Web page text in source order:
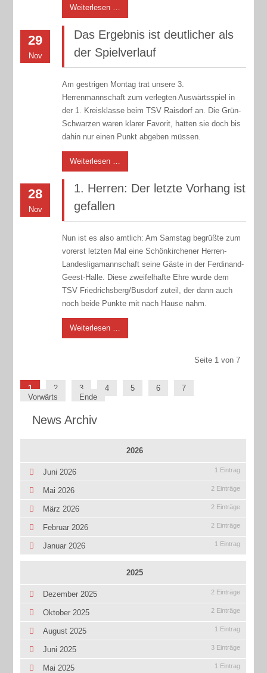
Weiterlesen …
29
Nov
Das Ergebnis ist deutlicher als
der Spielverlauf
Am gestrigen Montag trat unsere 3.
Herrenmannschaft zum verlegten Auswärtsspiel in
der 1. Kreisklasse beim TSV Raisdorf an. Die Grün-
Schwarzen waren klarer Favorit, hatten sie doch bis
dahin nur einen Punkt abgeben müssen.
Weiterlesen …
28
Nov
1. Herren: Der letzte Vorhang ist
gefallen
Nun ist es also amtlich: Am Samstag begrüßte zum
vorerst letzten Mal eine Schönkirchener Herren-
Landesligamannschaft seine Gäste in der Ferdinand-
Geest-Halle. Diese zweifelhafte Ehre wurde dem
TSV Friedrichsberg/Busdorf zuteil, der dann auch
noch beide Punkte mit nach Hause nahm.
Weiterlesen …
Seite 1 von 7
1 2 3 4 5 6
7
Vorwärts
Ende
News Archiv
2026
Juni 2026 1 Eintrag
Mai 2026 2 Einträge
März 2026 2 Einträge
Februar 2026 2 Einträge
Januar 2026 1 Eintrag
2025
Dezember 2025 2 Einträge
Oktober 2025 2 Einträge
August 2025 1 Eintrag
Juni 2025 3 Einträge
Mai 2025 1 Eintrag